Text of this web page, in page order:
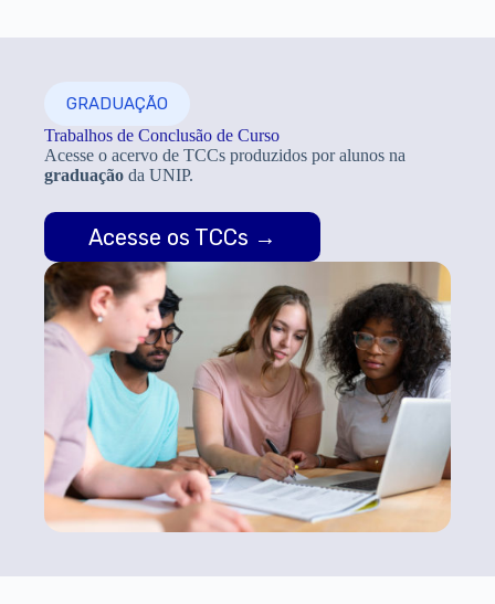
GRADUAÇÃO
Trabalhos de Conclusão de Curso
Acesse o acervo de TCCs produzidos por alunos na
graduação da UNIP.
Acesse os TCCs →